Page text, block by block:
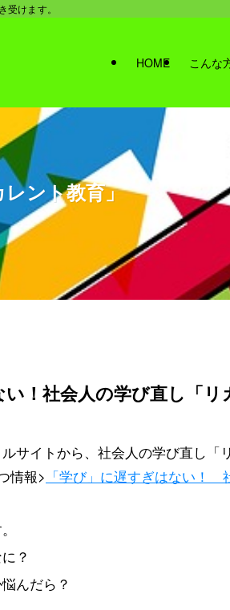
けます。
HOME こんな
ント教育」
い！社会人の学び直し「リ
サイトから、社会人の学び直し「
情報> 「学び」に遅すぎはない！
？
んだら？